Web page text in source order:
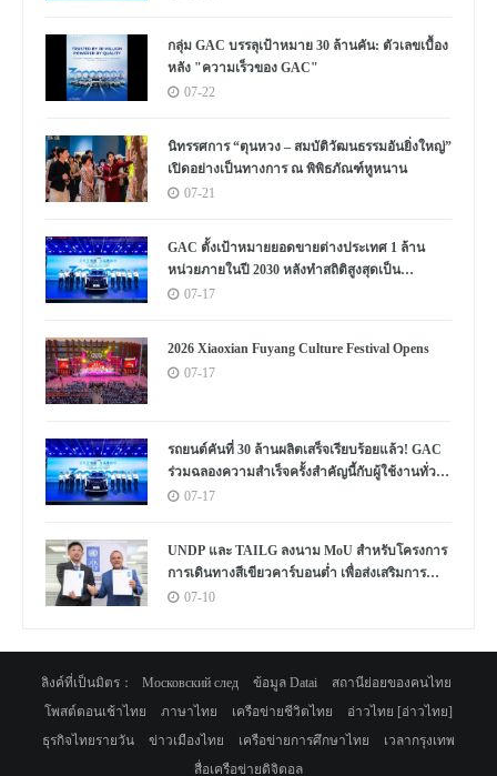
กลุ่ม GAC บรรลุเป้าหมาย 30 ล้านคัน: ตัวเลขเบื้อง
หลัง "ความเร็วของ GAC"
07-22
นิทรรศการ “ตุนหวง – สมบัติวัฒนธรรมอันยิ่งใหญ่”
เปิดอย่างเป็นทางการ ณ พิพิธภัณฑ์หูหนาน
07-21
GAC ตั้งเป้าหมายยอดขายต่างประเทศ 1 ล้าน
หน่วยภายในปี 2030 หลังทำสถิติสูงสุดเป็น
ประวัติการณ์
07-17
2026 Xiaoxian Fuyang Culture Festival Opens
07-17
รถยนต์คันที่ 30 ล้านผลิตเสร็จเรียบร้อยแล้ว! GAC
ร่วมฉลองความสำเร็จครั้งสำคัญนี้กับผู้ใช้งานทั่ว
โลก07-17
UNDP และ TAILG ลงนาม MoU สำหรับโครงการ
การเดินทางสีเขียวคาร์บอนต่ำ เพื่อส่งเสริมการ
พัฒนาอย่างยั่งยืนในแอฟริกาและทั่วโลก
07-10
ลิงค์ที่เป็นมิตร： Московский след ข้อมูล Datai
สถานีย่อยของคนไทย
โพสต์ตอนเช้าไทย
ภาษาไทย เครือข่ายชีวิตไทย
อ่าวไทย [อ่าวไทย]
ธุรกิจไทยรายวัน
ข่าวเมืองไทย เครือข่ายการศึกษาไทย
เวลากรุงเทพ
สื่อเครือข่ายดิจิตอล